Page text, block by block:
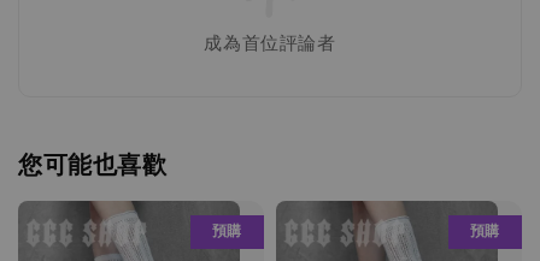
成為首位評論者
您可能也喜歡
預購 預購